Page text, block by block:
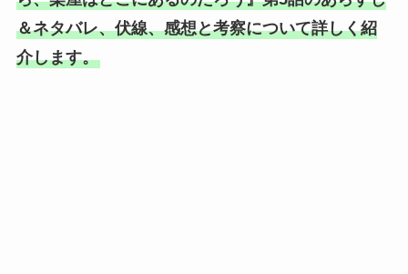
＆ネタバレ、伏線、感想と考察について詳しく紹
介します。